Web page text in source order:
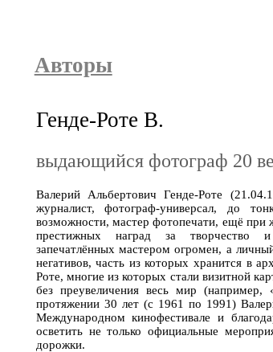
Авторы
Генде-Роте В.
выдающийся фотограф 20
Валерий Альбертович Генде-Роте
журналист, фотограф-универсал, до
возможности, мастер фотопечати, ещё при
престижных наград за творчество и
запечатлённых мастером огромен, а
негативов, часть из которых хранится в
Роте, многие из которых стали визитной
без преувеличения весь мир
протяжении 30 лет (с 1961 по 1991)
Международном кинофестивале и
осветить не только официальные
дорожки.